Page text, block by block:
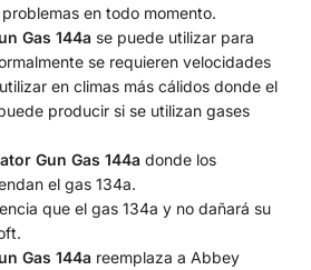
en todo momento.
Gas 144a se puede utilizar para
se requieren velocidades
en climas más cálidos donde el
producir si se utilizan gases
Gun Gas 144a donde los
el gas 134a.
que el gas 134a y no dañará su
Gas 144a reemplaza a Abbey